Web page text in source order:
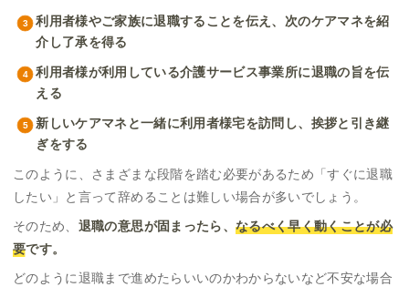
利用者様やご家族に退職することを伝え、次のケアマネを紹
介し了承を得る
利用者様が利用している介護サービス事業所に退職の旨を伝
える
新しいケアマネと一緒に利用者様宅を訪問し、挨拶と引き継
ぎをする
このように、さまざまな段階を踏む必要があるため「すぐに退職
したい」と言って辞めることは難しい場合が多いでしょう。
そのため、 退職の意思が固まったら、 なるべく早く動くことが必
要です。
どのように退職まで進めたらいいのかわからないなど不安な場合